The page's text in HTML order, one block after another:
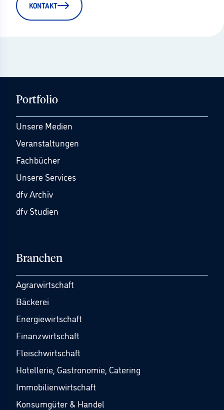
KONTAKT
Portfolio
Unsere Medien
Veranstaltungen
Fachbücher
Unsere Services
dfv Archiv
dfv Studien
Branchen
Agrarwirtschaft
Bäckerei
Energiewirtschaft
Finanzwirtschaft
Fleischwirtschaft
Hotellerie, Gastronomie, Catering
Immobilienwirtschaft
Konsumgüter & Handel